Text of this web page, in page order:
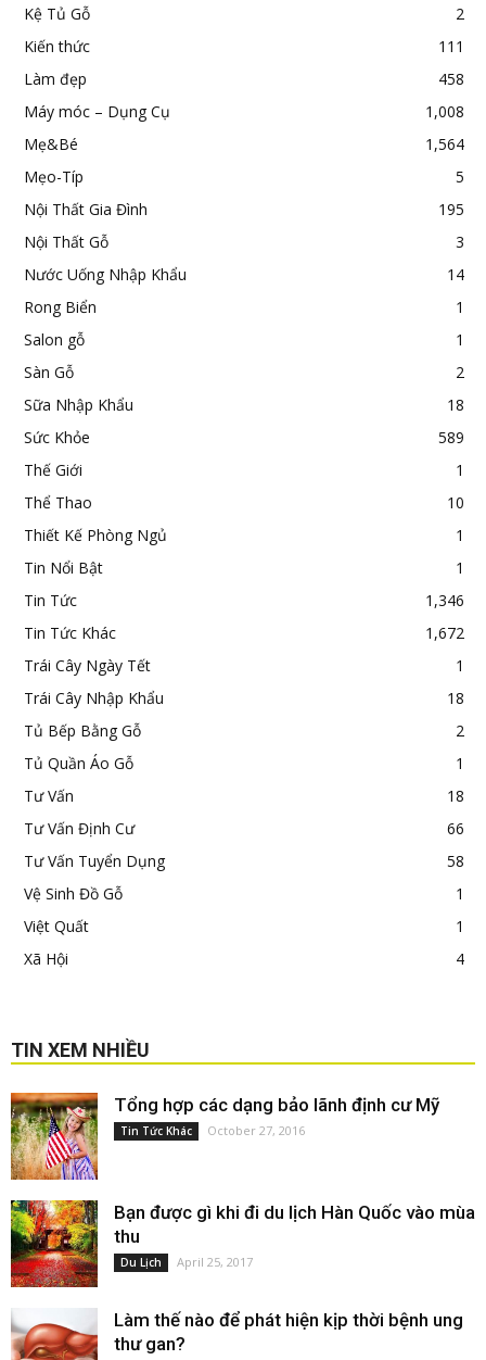
Kệ Tủ Gỗ
2
Kiến thức
111
Làm đẹp
458
Máy móc – Dụng Cụ
1,008
Mẹ&Bé
1,564
Mẹo-Típ
5
Nội Thất Gia Đình
195
Nội Thất Gỗ
3
Nước Uống Nhập Khẩu
14
Rong Biển
1
Salon gỗ
1
Sàn Gỗ
2
Sữa Nhập Khẩu
18
Sức Khỏe
589
Thế Giới
1
Thể Thao
10
Thiết Kế Phòng Ngủ
1
Tin Nổi Bật
1
Tin Tức
1,346
Tin Tức Khác
1,672
Trái Cây Ngày Tết
1
Trái Cây Nhập Khẩu
18
Tủ Bếp Bằng Gỗ
2
Tủ Quần Áo Gỗ
1
Tư Vấn
18
Tư Vấn Định Cư
66
Tư Vấn Tuyển Dụng
58
Vệ Sinh Đồ Gỗ
1
Việt Quất
1
Xã Hội
4
TIN XEM NHIỀU
Tổng hợp các dạng bảo lãnh định cư Mỹ
Tin Tức Khác October 27, 2016
Bạn được gì khi đi du lịch Hàn Quốc vào mùa
thu
Du Lịch April 25, 2017
Làm thế nào để phát hiện kịp thời bệnh ung
thư gan?